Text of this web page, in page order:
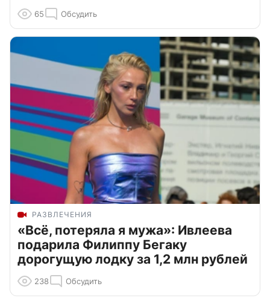
65 Обсудить
РАЗВЛЕЧЕНИЯ
«Всё, потеряла я мужа»: Ивлеева
подарила Филиппу Бегаку
дорогущую лодку за 1,2 млн рублей
238 Обсудить